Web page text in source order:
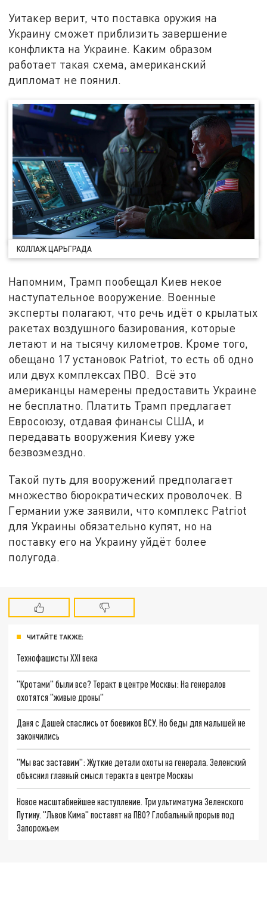
Уитакер верит, что поставка оружия на
Украину сможет приблизить завершение
конфликта на Украине. Каким образом
работает такая схема, американский
дипломат не поянил.
КОЛЛАЖ ЦАРЬГРАДА
Напомним, Трамп пообещал Киев некое
наступательное вооружение. Военные
эксперты полагают, что речь идёт о крылатых
ракетах воздушного базирования, которые
летают и на тысячу километров. Кроме того,
обещано 17 установок Patriot, то есть об одно
или двух комплексах ПВО. Всё это
американцы намерены предоставить Украине
не бесплатно. Платить Трамп предлагает
Евросоюзу, отдавая финансы США, и
передавать вооружения Киеву уже
безвозмездно.
Такой путь для вооружений предполагает
множество бюрократических проволочек. В
Германии уже заявили, что комплекс Patriot
для Украины обязательно купят, но на
поставку его на Украину уйдёт более
полугода.
ЧИТАЙТЕ ТАКЖЕ:
Технофашисты XXI века
"Кротами" были все? Теракт в центре Москвы: На генералов
охотятся "живые дроны"
Даня с Дашей спаслись от боевиков ВСУ. Но беды для малышей не
закончились
"Мы вас заставим": Жуткие детали охоты на генерала. Зеленский
объяснил главный смысл теракта в центре Москвы
Новое масштабнейшее наступление. Три ультиматума Зеленского
Путину. "Львов Кима" поставят на ПВО? Глобальный прорыв под
Запорожьем